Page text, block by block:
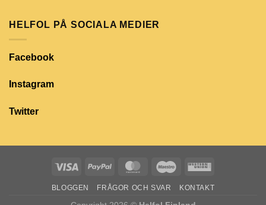
HELFOL PÅ SOCIALA MEDIER
Facebook
Instagram
Twitter
BLOGGEN FRÅGOR OCH SVAR KONTAKT